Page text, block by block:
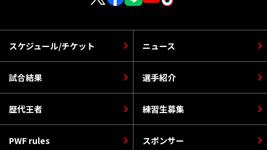
スケジュール/チケット
選手紹介
PWF rules
ニュース
歴代王者
スポンサー
試合結果
練習生募集